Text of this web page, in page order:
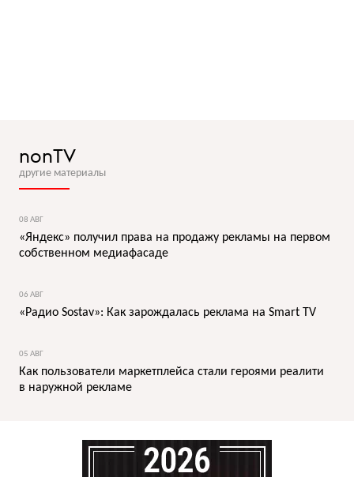
nonTV
другие материалы
08 АВГ
«Яндекс» получил права на продажу рекламы на первом
собственном медиафасаде
06 АВГ
«Радио Sostav»: Как зарождалась реклама на Smart TV
05 АВГ
Как пользователи маркетплейса стали героями реалити
в наружной рекламе